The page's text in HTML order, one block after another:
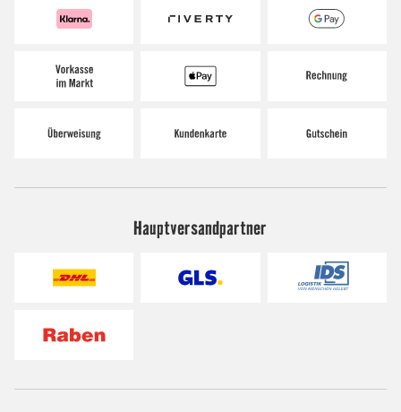
Hauptversandpartner